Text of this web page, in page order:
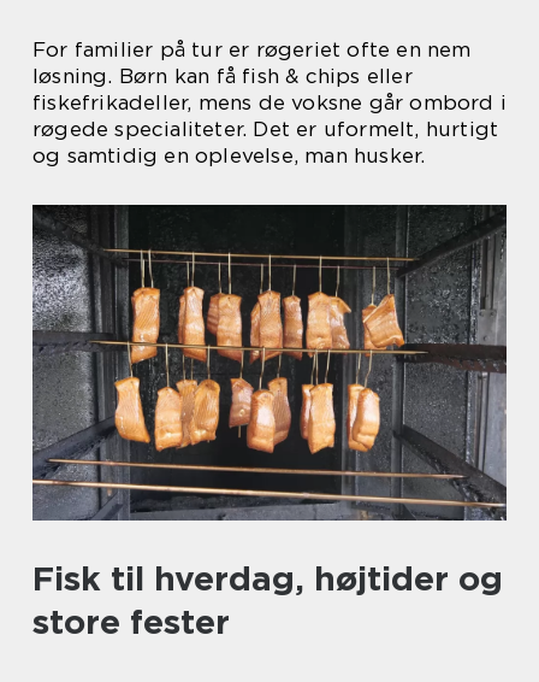
For familier på tur er røgeriet ofte en nem
løsning. Børn kan få fish & chips eller
fiskefrikadeller, mens de voksne går ombord i
røgede specialiteter. Det er uformelt, hurtigt
og samtidig en oplevelse, man husker.
Fisk til hverdag, højtider og
store fester